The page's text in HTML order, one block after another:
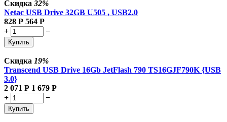
Скидка 32%
Netac USB Drive 32GB U505 , USB2.0
828 Р 564 Р
+
−
Купить
Скидка 19%
Transcend USB Drive 16Gb JetFlash 790 TS16GJF790K {USB
3.0}
2 071 Р 1 679 Р
+
−
Купить